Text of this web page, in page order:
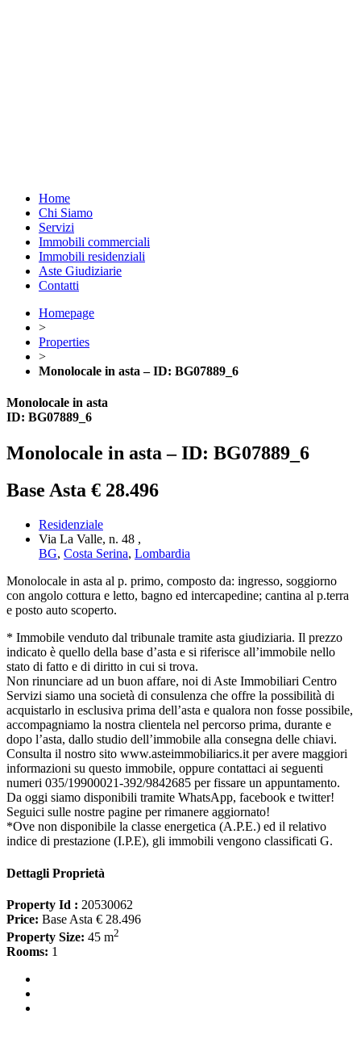
Home
Chi Siamo
Servizi
Immobili commerciali
Immobili residenziali
Aste Giudiziarie
Contatti
Homepage
>
Properties
>
Monolocale in asta – ID: BG07889_6
Monolocale in asta
ID: BG07889_6
Monolocale in asta – ID: BG07889_6
Base Asta € 28.496
Residenziale
Via La Valle, n. 48 ,
BG, Costa Serina, Lombardia
Monolocale in asta al p. primo, composto da: ingresso, soggiorno
con angolo cottura e letto, bagno ed intercapedine; cantina al p.terra
e posto auto scoperto.
* Immobile venduto dal tribunale tramite asta giudiziaria. Il prezzo
indicato è quello della base d’asta e si riferisce all’immobile nello
stato di fatto e di diritto in cui si trova.
Non rinunciare ad un buon affare, noi di Aste Immobiliari Centro
Servizi siamo una società di consulenza che offre la possibilità di
acquistarlo in esclusiva prima dell’asta e qualora non fosse possibile,
accompagniamo la nostra clientela nel percorso prima, durante e
dopo l’asta, dallo studio dell’immobile alla consegna delle chiavi.
Consulta il nostro sito www.asteimmobiliarics.it per avere maggiori
informazioni su questo immobile, oppure contattaci ai seguenti
numeri 035/19900021-392/9842685 per fissare un appuntamento.
Da oggi siamo disponibili tramite WhatsApp, facebook e twitter!
Seguici sulle nostre pagine per rimanere aggiornato!
*Ove non disponibile la classe energetica (A.P.E.) ed il relativo
indice di prestazione (I.P.E), gli immobili vengono classificati G.
Dettagli Proprietà
Property Id : 20530062
Price: Base Asta € 28.496
Property Size: 45 m2
Rooms: 1